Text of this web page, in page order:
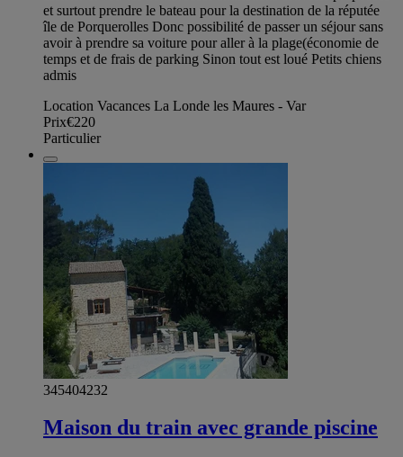
et surtout prendre le bateau pour la destination de la réputée
île de Porquerolles Donc possibilité de passer un séjour sans
avoir à prendre sa voiture pour aller à la plage(économie de
temps et de frais de parking Sinon tout est loué Petits chiens
admis
Location Vacances La Londe les Maures - Var
Prix€220
Particulier
345404232
Maison du train avec grande piscine